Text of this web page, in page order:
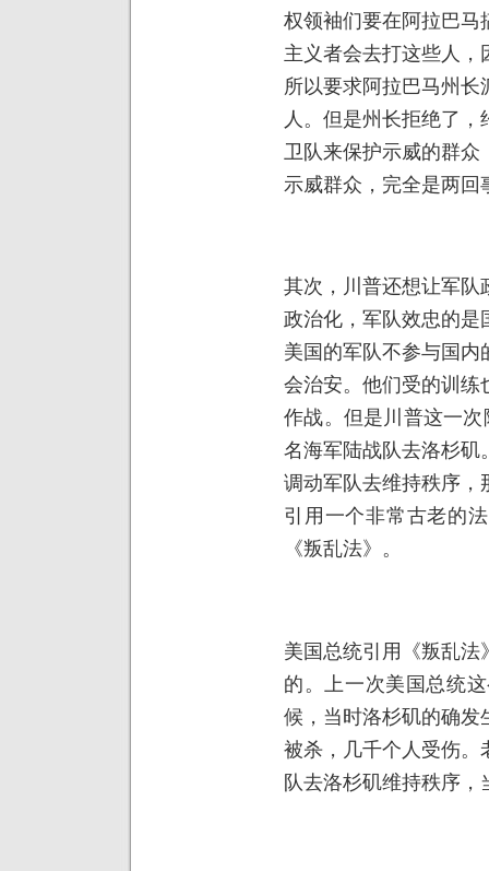
权领袖们要在阿拉巴马
主义者会去打这些人
所以要求阿拉巴马州
人。但是州长拒绝了
卫队来保护示威的群
示威群众，完全是两回
其次，川普还想让军队
政治化，军队效忠的是
美国的军队不参与国
会治安。他们受的训练
作战。但是川普这一
名海军陆战队去洛杉矶
调动军队去维持秩序，
引用一个非常古老的
《叛乱法》。
美国总统引用《叛乱
的。上一次美国总统
候，当时洛杉矶的确发
被杀，几千个人受伤。
队去洛杉矶维持秩序